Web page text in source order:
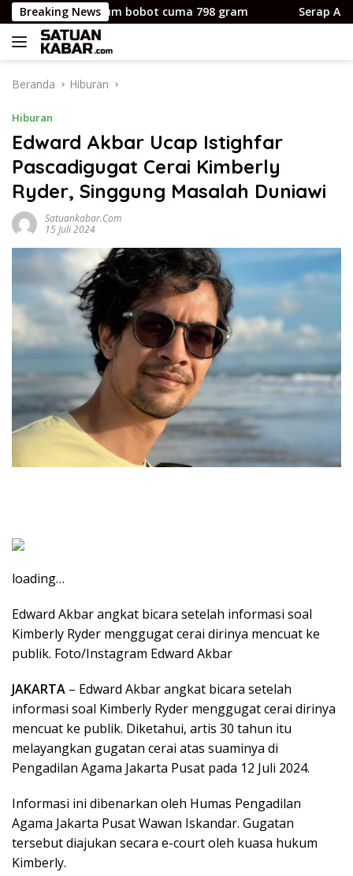
Langsung
ke
konten
Breaking News
premium bobot cuma 798 gram Serap Aspirasi
Beranda Hiburan
Hiburan
Edward Akbar Ucap Istighfar
Pascadigugat Cerai Kimberly
Ryder, Singgung Masalah Duniawi
Satuankabar.com
15 Juli 2024
loading…
Edward Akbar angkat bicara setelah informasi soal
Kimberly Ryder menggugat cerai dirinya mencuat ke
publik. Foto/Instagram Edward Akbar
JAKARTA – Edward Akbar angkat bicara setelah
informasi soal Kimberly Ryder menggugat cerai dirinya
mencuat ke publik. Diketahui, artis 30 tahun itu
melayangkan gugatan cerai atas suaminya di
Pengadilan Agama Jakarta Pusat pada 12 Juli 2024.
Informasi ini dibenarkan oleh Humas Pengadilan
Agama Jakarta Pusat Wawan Iskandar. Gugatan
tersebut diajukan secara e-court oleh kuasa hukum
Kimberly.